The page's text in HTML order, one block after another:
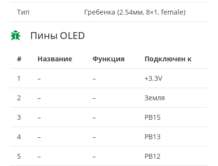
Тип Гребенка (2.54мм, 8×1, female)
Пины OLED
# Название Функция Подключен к
1 – – +3.3V
2 – – Земля
3 – – PB15
4 – – PB13
5 – – PB12